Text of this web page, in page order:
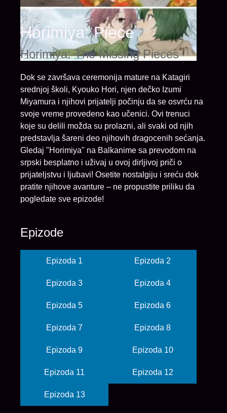
Horimiya: Piece
Horimiya: The Missing Pieces
Dok se završava ceremonija mature na Katagiri
srednjoj školi, Kyouko Hori, njen dečko Izumi
Miyamura i njihovi prijatelji počinju da se osvrću na
svoje vreme provedeno kao učenici. Ovi trenuci
koje su delili možda su prolazni, ali svaki od njih
predstavlja šareni deo njihovih dragocenih sećanja.
Gledaj "Horimiya" na Balkanime sa prevodom na
srpski besplatno i uživaj u ovoj dirljivoj priči o
prijateljstvu i ljubavi! Osetite nostalgiju i sreću dok
pratite njihove avanture – ne propustite priliku da
pogledate sve epizode!
Epizode
Epizoda 1 Epizoda 2
Epizoda 3 Epizoda 4
Epizoda 5 Epizoda 6
Epizoda 7 Epizoda 8
Epizoda 9 Epizoda 10
Epizoda 11 Epizoda 12
Epizoda 13